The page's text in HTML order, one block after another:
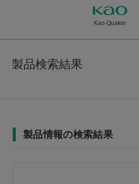
Kao-Quaker
製品検索結果
製品情報の検索結果